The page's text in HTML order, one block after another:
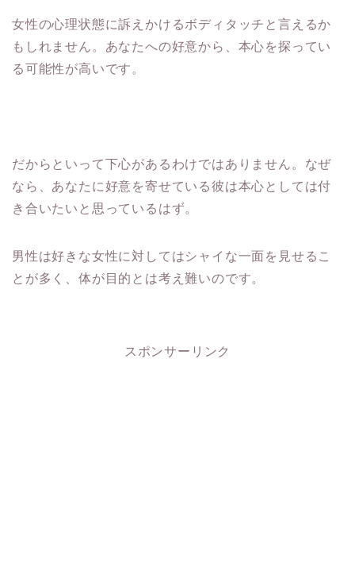
女性の心理状態に訴えかけるボディタッチと言えるか
もしれません。あなたへの好意から、本心を探ってい
る可能性が高いです。
だからといって下心があるわけではありません。なぜ
なら、あなたに好意を寄せている彼は本心としては付
き合いたいと思っているはず。
男性は好きな女性に対してはシャイな一面を見せるこ
とが多く、体が目的とは考え難いのです。
スポンサーリンク